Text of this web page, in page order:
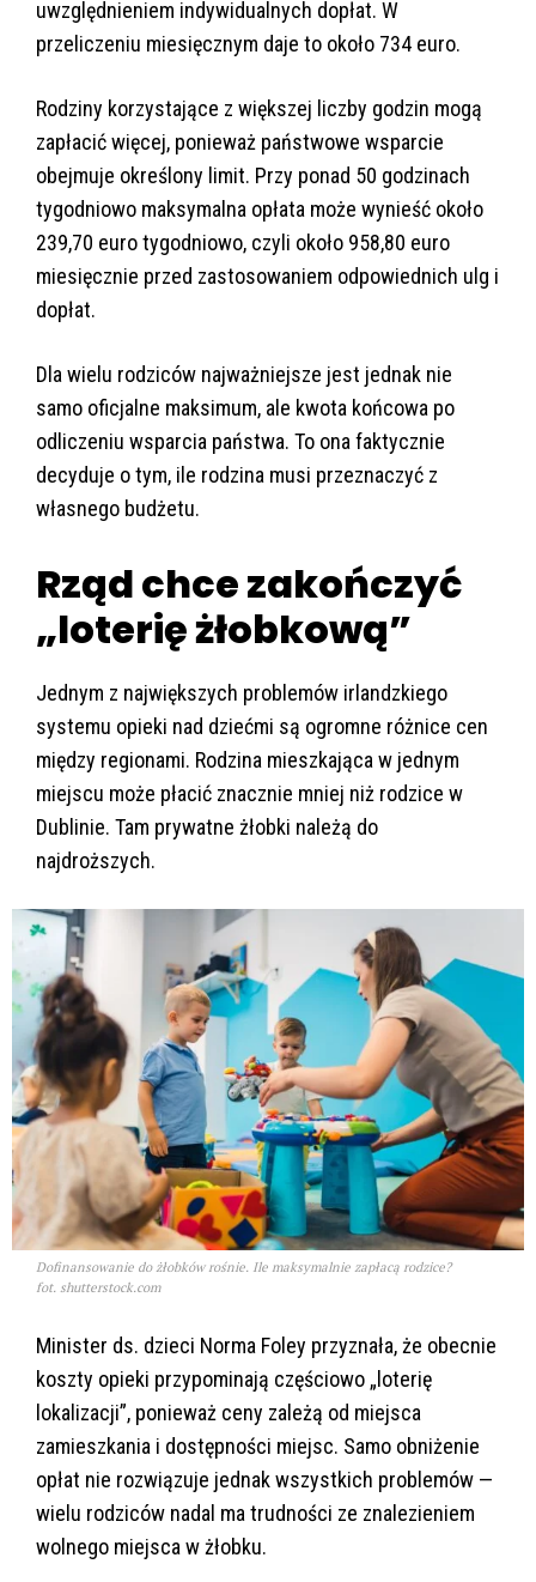
uwzględnieniem indywidualnych dopłat. W
przeliczeniu miesięcznym daje to około 734 euro.
Rodziny korzystające z większej liczby godzin mogą
zapłacić więcej, ponieważ państwowe wsparcie
obejmuje określony limit. Przy ponad 50 godzinach
tygodniowo maksymalna opłata może wynieść około
239,70 euro tygodniowo, czyli około 958,80 euro
miesięcznie przed zastosowaniem odpowiednich ulg i
dopłat.
Dla wielu rodziców najważniejsze jest jednak nie
samo oficjalne maksimum, ale kwota końcowa po
odliczeniu wsparcia państwa. To ona faktycznie
decyduje o tym, ile rodzina musi przeznaczyć z
własnego budżetu.
Rząd chce zakończyć
„loterię żłobkową”
Jednym z największych problemów irlandzkiego
systemu opieki nad dziećmi są ogromne różnice cen
między regionami. Rodzina mieszkająca w jednym
miejscu może płacić znacznie mniej niż rodzice w
Dublinie. Tam prywatne żłobki należą do
najdroższych.
Dofinansowanie do żłobków rośnie. Ile maksymalnie zapłacą rodzice?
fot. shutterstock.com
Minister ds. dzieci Norma Foley przyznała, że obecnie
koszty opieki przypominają częściowo „loterię
lokalizacji”, ponieważ ceny zależą od miejsca
zamieszkania i dostępności miejsc. Samo obniżenie
opłat nie rozwiązuje jednak wszystkich problemów —
wielu rodziców nadal ma trudności ze znalezieniem
wolnego miejsca w żłobku.